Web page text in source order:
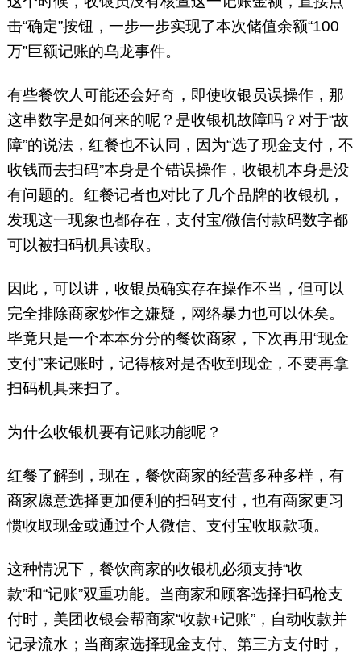
击“确定”按钮，一步一步实现了本次储值余额“100
万”巨额记账的乌龙事件。
有些餐饮人可能还会好奇，即使收银员误操作，那
这串数字是如何来的呢？是收银机故障吗？对于“故
障”的说法，红餐也不认同，因为“选了现金支付，不
收钱而去扫码”本身是个错误操作，收银机本身是没
有问题的。红餐记者也对比了几个品牌的收银机，
发现这一现象也都存在，支付宝/微信付款码数字都
可以被扫码机具读取。
因此，可以讲，收银员确实存在操作不当，但可以
完全排除商家炒作之嫌疑，网络暴力也可以休矣。
毕竟只是一个本本分分的餐饮商家，下次再用“现金
支付”来记账时，记得核对是否收到现金，不要再拿
扫码机具来扫了。
为什么收银机要有记账功能呢？
红餐了解到，现在，餐饮商家的经营多种多样，有
商家愿意选择更加便利的扫码支付，也有商家更习
惯收取现金或通过个人微信、支付宝收取款项。
这种情况下，餐饮商家的收银机必须支持“收
款”和“记账”双重功能。当商家和顾客选择扫码枪支
付时，美团收银会帮商家“收款+记账”，自动收款并
记录流水；当商家选择现金支付、第三方支付时，